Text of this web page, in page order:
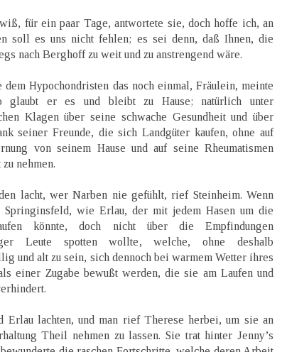
für ein paar Tage, antwortete sie, doch hoffe ich, an
soll es uns nicht fehlen; es sei denn, daß Ihnen, die
nach Berghoff zu weit und zu anstrengend wäre.
dem Hypochondristen das noch einmal, Fräulein, meinte
glaubt er es und bleibt zu Hause; natürlich unter
Klagen über seine schwache Gesundheit und über
seiner Freunde, die sich Landgüter kaufen, ohne auf
von seinem Hause und auf seine Rheumatismen
nehmen.
lacht, wer Narben nie gefühlt, rief Steinheim. Wenn
Springinsfeld, wie Erlau, der mit jedem Hasen um die
könnte, doch nicht über die Empfindungen
Leute spotten wollte, welche, ohne deshalb
und alt zu sein, sich dennoch bei warmem Wetter ihres
einer Zugabe bewußt werden, die sie am Laufen und
Erlau lachten, und man rief Therese herbei, um sie an
Theil nehmen zu lassen. Sie trat hinter Jenny’s